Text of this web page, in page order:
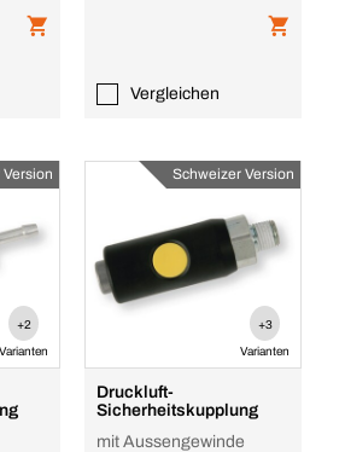
Vergleichen
+2
Varianten
Schweizer Version
+3
Varianten
Druckluft-
Sicherheitskupplung
mit Aussengewinde